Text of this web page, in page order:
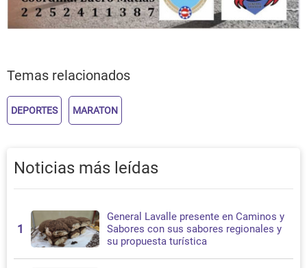
Temas relacionados
DEPORTES MARATON
Noticias más leídas
1
General Lavalle presente en Caminos y
Sabores con sus sabores regionales y
su propuesta turística